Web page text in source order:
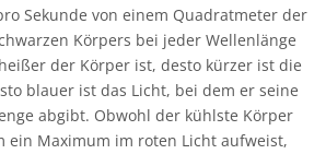
Sekunde von einem Quadratmeter der
Körpers bei jeder Wellenlänge
der Körper ist, desto kürzer ist die
blauer ist das Licht, bei dem er seine
abgibt. Obwohl der kühlste Körper
ein Maximum im roten Licht aufweist,